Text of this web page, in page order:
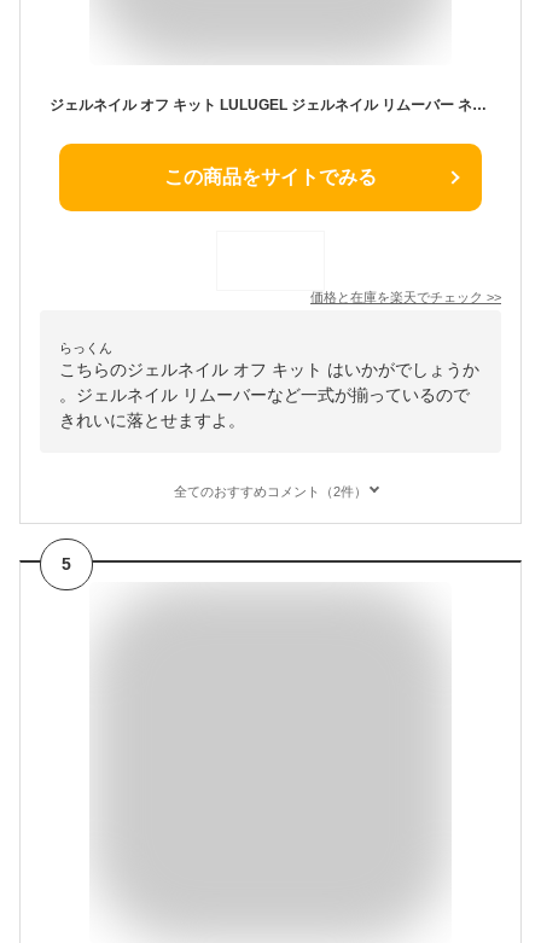
ジェルネイル オフ キット LULUGEL ジェルネイル リムーバー ネイル アセトン 日本製 200ml ネイルオフ セルフ 簡単 ジェルネイル オフセット アセトン 臭軽減 強力 ジェルオフ 初心者 人気
この商品をサイトでみる
価格と在庫を楽天でチェック >>
らっくん
こちらのジェルネイル オフ キット はいかがでしょうか
。ジェルネイル リムーバーなど一式が揃っているので
きれいに落とせますよ。
全てのおすすめコメント（2件）
5